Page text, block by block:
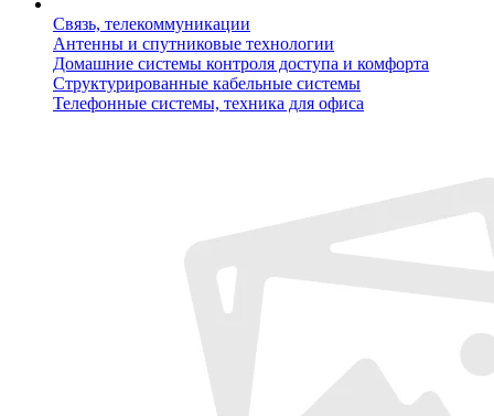
Связь, телекоммуникации
Антенны и спутниковые технологии
Домашние системы контроля доступа и комфорта
Структурированные кабельные системы
Телефонные системы, техника для офиса